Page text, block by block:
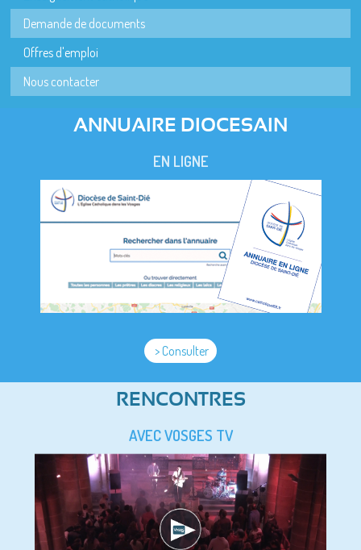
Demande de documents
Offres d'emploi
Nous contacter
ANNUAIRE DIOCESAIN
EN LIGNE
> Consulter
RENCONTRES
AVEC VOSGES TV